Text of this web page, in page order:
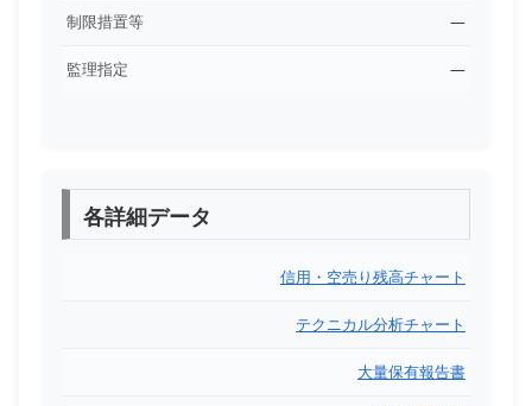
制限措置等 ―
監理指定 ―
各詳細データ
信用・空売り残高チャート
テクニカル分析チャート
大量保有報告書